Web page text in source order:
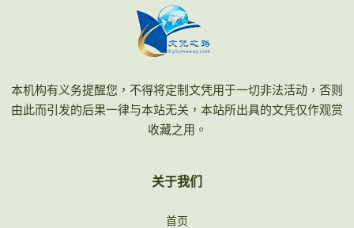
本机构有义务提醒您，不得将定制文凭用于一切非法活动，否则
由此而引发的后果一律与本站无关，本站所出具的文凭仅作观赏
收藏之用。
关于我们
首页